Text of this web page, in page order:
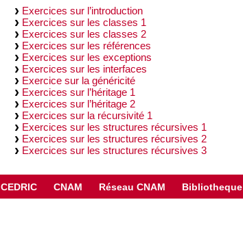
Exercices sur l’introduction
Exercices sur les classes 1
Exercices sur les classes 2
Exercices sur les références
Exercices sur les exceptions
Exercices sur les interfaces
Exercice sur la généricité
Exercices sur l’héritage 1
Exercices sur l’héritage 2
Exercices sur la récursivité 1
Exercices sur les structures récursives 1
Exercices sur les structures récursives 2
Exercices sur les structures récursives 3
CEDRIC CNAM Réseau CNAM Bibliotheque